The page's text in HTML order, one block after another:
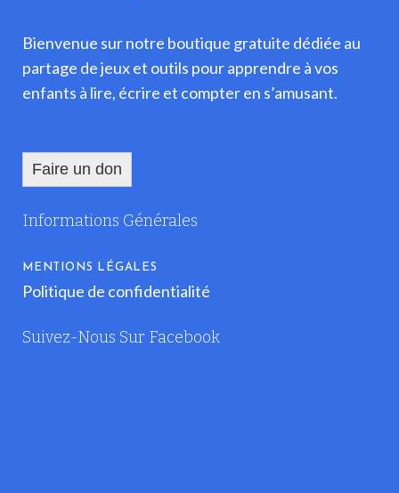
Bienvenue sur notre boutique gratuite dédiée au
partage de jeux et outils pour apprendre à vos
enfants à lire, écrire et compter en s’amusant.
Faire un don
Informations Générales
MENTIONS LÉGALES
Politique de confidentialité
Suivez-Nous Sur Facebook